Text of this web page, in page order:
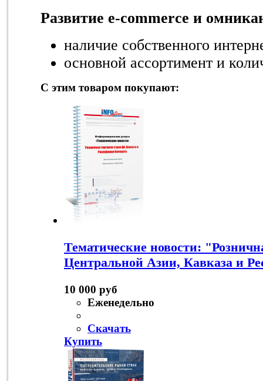
Развитие e-commerce и
наличие собственного
основной ассортимент и
С этим товаром покупают:
Тематические новости:
Центральной Азии, Кавказа и
10 000 руб
Еженедельно
Скачать
Купить